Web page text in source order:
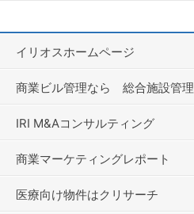
イリオスホームページ
商業ビル管理なら 総合施設管理
IRI M&Aコンサルティング
商業マーケティングレポート
医療向け物件はクリサーチ